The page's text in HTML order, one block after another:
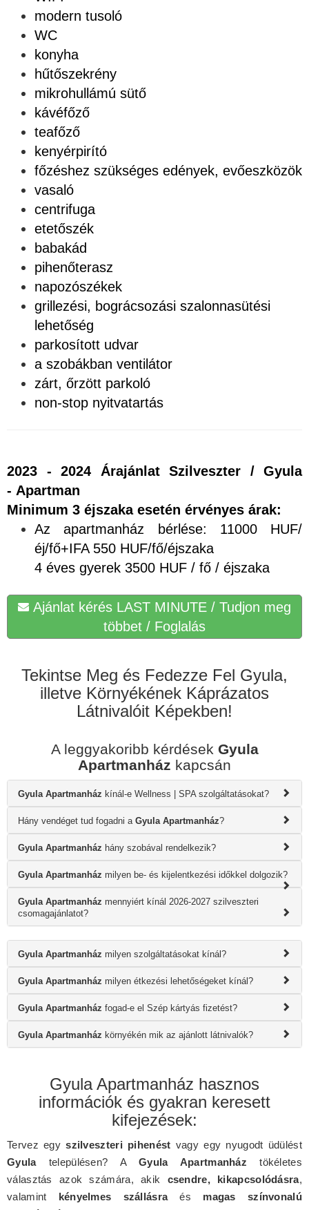
modern tusoló
WC
konyha
hűtőszekrény
mikrohullámú sütő
kávéfőző
teafőző
kenyérpirító
főzéshez szükséges edények, evőeszközök
vasaló
centrifuga
etetőszék
babakád
pihenőterasz
napozószékek
grillezési, bográcsozási szalonnasütési
lehetőség
parkosított udvar
a szobákban ventilátor
zárt, őrzött parkoló
non-stop nyitvatartás
2023 - 2024 Árajánlat Szilveszter / Gyula
- Apartman
Minimum 3 éjszaka esetén érvényes árak:
Az apartmanház bérlése: 11000 HUF/
éj/fő+IFA 550 HUF/fő/éjszaka
4 éves gyerek 3500 HUF / fő / éjszaka
Ajánlat kérés LAST MINUTE / Tudjon meg
többet / Foglalás
Tekintse Meg és Fedezze Fel Gyula,
illetve Környékének Káprázatos
Látnivalóit Képekben!
A leggyakoribb kérdések Gyula
Apartmanház kapcsán
Gyula Apartmanház kínál-e Wellness | SPA szolgáltatásokat?
Hány vendéget tud fogadni a Gyula Apartmanház?
Gyula Apartmanház hány szobával rendelkezik?
Gyula Apartmanház milyen be- és kijelentkezési időkkel dolgozik?
Gyula Apartmanház mennyiért kínál 2026-2027 szilveszteri
csomagajánlatot?
Gyula Apartmanház milyen szolgáltatásokat kínál?
Gyula Apartmanház milyen étkezési lehetőségeket kínál?
Gyula Apartmanház fogad-e el Szép kártyás fizetést?
Gyula Apartmanház környékén mik az ajánlott látnivalók?
Gyula Apartmanház hasznos
információk és gyakran keresett
kifejezések:
Tervez egyszilveszteri pihenést vagy egy nyugodt üdülést
Gyulatelepülésen? AGyula Apartmanház tökéletes
választás azok számára, akik csendre, kikapcsolódásra,
valamint kényelmes szállásraés magas színvonalú